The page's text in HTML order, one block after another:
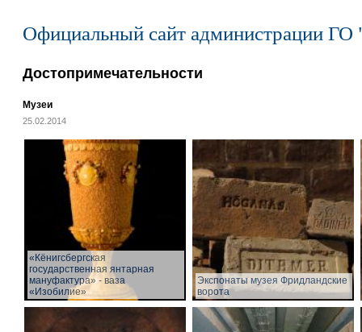
Официальный сайт администрации ГО
Достопримечательности
Музеи
25.02.2014
«Кёнигсбергская
государственная янтарная
мануфактура» - ваза
«Изобилие»
Экспонаты музея Фридландские
ворота